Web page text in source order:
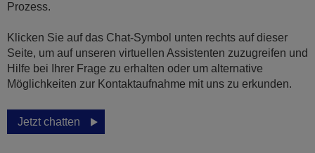
Prozess.
Klicken Sie auf das Chat-Symbol unten rechts auf dieser
Seite, um auf unseren virtuellen Assistenten zuzugreifen und
Hilfe bei Ihrer Frage zu erhalten oder um alternative
Möglichkeiten zur Kontaktaufnahme mit uns zu erkunden.
Jetzt chatten